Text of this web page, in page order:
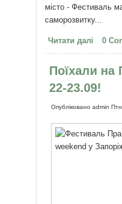
місто - Фестиваль
саморозвитку...
Читати далі про
0
Поїхали на
22-23.09!
Опублікованоadmin